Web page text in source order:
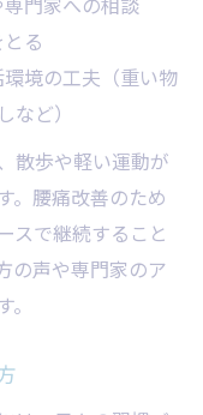
る
境の工夫（重い物
ど）
散歩や軽い運動が
。腰痛改善のため
スで継続すること
の声や専門家のア